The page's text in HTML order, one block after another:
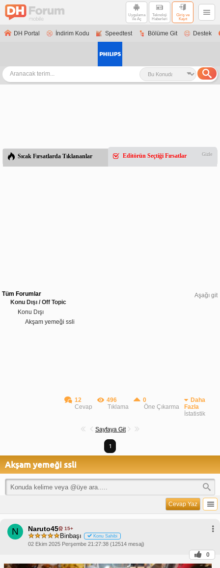
Uygulama
ile Aç
Teknoloji
Haberleri
Giriş ve
Kayıt
DH Portal İndirim Kodu Speedtest Bölüme Git Destek
Sıcak Fırsatlarda Tıklananlar Editörün Seçtiği Fırsatlar Gizle
Aşağı git
Tüm Forumlar
Konu Dışı / Off Topic
Konu Dışı
Akşam yemeği ssli
12
Cevap
496
Tıklama
0
Öne Çıkarma
Daha
Fazla
İstatistik
Sayfaya Git
1
Akşam yemeği ssli
Cevap Yaz
N Naruto45 15+
Binbaşı Konu Sahibi
02 Ekim 2025 Perşembe 21:27:38 (12514 mesaj)
0